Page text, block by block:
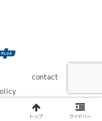
contact
店ナイルプラス.
トップ サイドバー